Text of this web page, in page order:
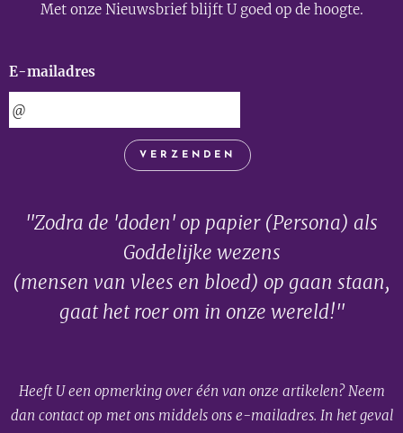
Met onze Nieuwsbrief blijft U goed op de hoogte.
E-mailadres
VERZENDEN
"Zodra de 'doden' op papier (Persona) als
Goddelijke wezens
(mensen van vlees en bloed) op gaan staan,
gaat het roer om in onze wereld!"
Heeft U een opmerking over één van onze artikelen? Neem
dan contact op met ons middels ons e-mailadres. In het geval